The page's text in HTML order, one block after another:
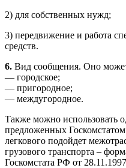
2) для собственных нужд;
3) передвижение и работа
средств.
6. Вид сообщения. Оно
— городское;
— пригородное;
— междугородное.
Также можно использовать
предложенных
легкового подойдет
грузового транспорта –
Госкомстата РФ от